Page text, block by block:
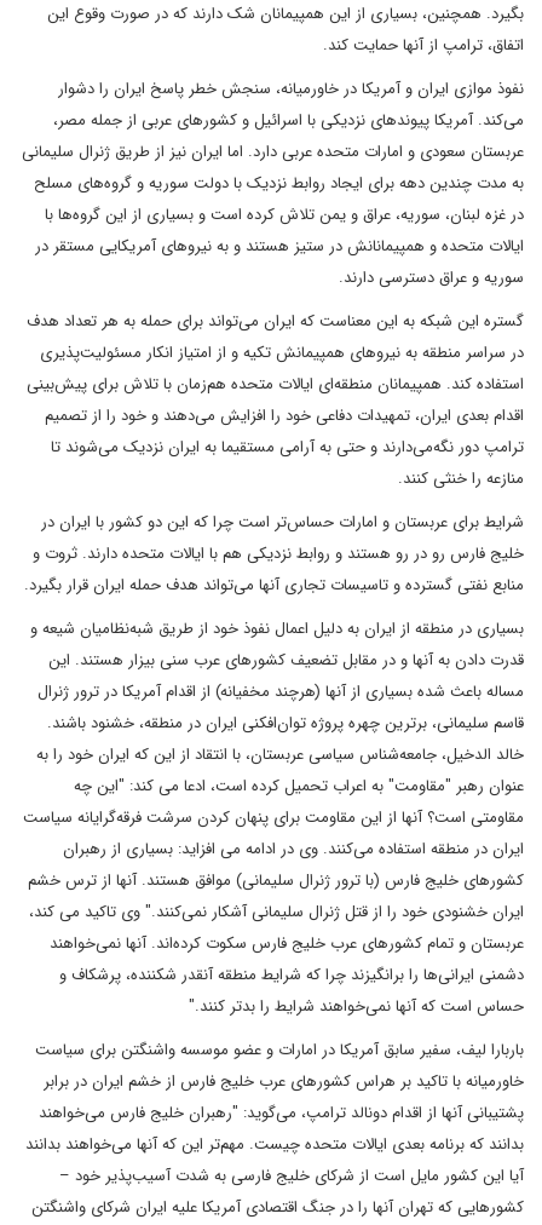
بگیرد. همچنین، بسیاری از این همپیمانان شک دارند که در صورت وقوع این
اتفاق، ترامپ از آنها حمایت کند.
نفوذ موازی ایران و آمریکا در خاورمیانه، سنجش خطر پاسخ ایران را دشوار
می‌کند. آمریکا پیوندهای نزدیکی با اسرائیل و کشورهای عربی از جمله مصر،
عربستان سعودی و امارات متحده عربی دارد. اما ایران نیز از طریق ژنرال سلیمانی
به مدت چندین دهه برای ایجاد روابط نزدیک با دولت سوریه و گروه‌های مسلح
در غزه لبنان، سوریه، عراق و یمن تلاش کرده است و بسیاری از این گروه‌ها با
ایالات متحده و همپیمانانش در ستیز هستند و به نیروهای آمریکایی مستقر در
سوریه و عراق دسترسی دارند.
گستره این شبکه به این معناست که ایران می‌تواند برای حمله به هر تعداد هدف
در سراسر منطقه به نیروهای همپیمانش تکیه و از امتیاز انکار مسئولیت‌پذیری
استفاده کند. همپیمانان منطقه‌ای ایالات متحده هم‌زمان با تلاش برای پیش‌بینی
اقدام بعدی ایران، تمهیدات دفاعی خود را افزایش می‌دهند و خود را از تصمیم
ترامپ دور نگه‌می‌دارند و حتی به آرامی مستقیما به ایران نزدیک می‌شوند تا
منازعه را خنثی کنند.
شرایط برای عربستان و امارات حساس‌تر است چرا که این دو کشور با ایران در
خلیج فارس رو در رو هستند و روابط نزدیکی ‌هم با ایالات متحده دارند. ثروت و
منابع نفتی گسترده و تاسیسات تجاری آنها می‌‌تواند هدف حمله ایران قرار بگیرد.
بسیاری در منطقه از ایران به دلیل اعمال نفوذ خود از طریق شبه‌نظامیان شیعه و
قدرت دادن به آنها و در مقابل تضعیف کشورهای عرب سنی بیزار هستند. این
مساله باعث شده بسیاری از آنها (هرچند مخفیانه) از اقدام آمریکا در ترور ژنرال
قاسم سلیمانی، برترین چهره پروژه‌ توان‌افکنی ایران در منطقه، خشنود باشند.
خالد الدخیل، جامعه‌شناس سیاسی عربستان، با انتقاد از این که ایران خود را به
عنوان رهبر "مقاومت" به اعراب تحمیل کرده است، ادعا می کند: "این چه
مقاومتی است؟ آنها از این مقاومت برای پنهان کردن سرشت فرقه‌گرایانه سیاست
ایران در منطقه استفاده می‌کنند. وی در ادامه می افزاید: بسیاری از رهبران
کشورهای خلیج فارس (با ترور ژنرال سلیمانی) موافق هستند. آنها از ترس خشم
ایران خشنودی خود را از قتل ژنرال سلیمانی آشکار نمی‌کنند." وی تاکید می کند،
عربستان و تمام کشورهای عرب خلیج فارس سکوت کرده‌اند. آنها نمی‌‌خواهند
دشمنی ایرانی‌ها را برانگیزند چرا که شرایط منطقه آنقدر شکننده، پرشکاف و
حساس است که آنها نمی‌خواهند شرایط را بدتر کنند."
باربارا لیف، سفیر سابق آمریکا در امارات و عضو موسسه واشنگتن برای سیاست
خاورمیانه با تاکید بر هراس کشورهای عرب خلیج فارس از خشم ایران در برابر
پشتیبانی آنها از اقدام دونالد ترامپ، می‌گوید: "رهبران خلیج فارس می‌خواهند
بدانند که برنامه بعدی ایالات متحده چیست. مهم‌تر این که آنها می‌‌خواهند بدانند
آیا این کشور مایل است از شرکای خلیج‌ فارسی به شدت آسیب‌پذیر خود –
کشورهایی که تهران آنها را در جنگ اقتصادی آمریکا علیه ایران شرکای واشنگتن